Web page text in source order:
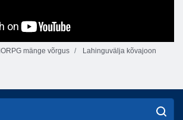
mänge võrgus Lahinguvälja kõvajoon